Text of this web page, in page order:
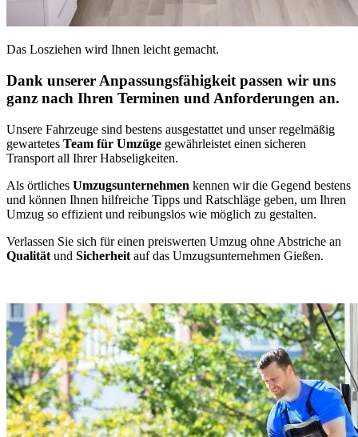
Das Losziehen wird Ihnen leicht gemacht.
Dank unserer Anpassungsfähigkeit passen wir uns
ganz nach Ihren Terminen und Anforderungen an.
Unsere Fahrzeuge sind bestens ausgestattet und unser regelmäßig
gewartetes Team für Umzüge gewährleistet einen sicheren
Transport all Ihrer Habseligkeiten.
Als örtliches Umzugsunternehmen kennen wir die Gegend bestens
und können Ihnen hilfreiche Tipps und Ratschläge geben, um Ihren
Umzug so effizient und reibungslos wie möglich zu gestalten.
Verlassen Sie sich für einen preiswerten Umzug ohne Abstriche an
Qualität und Sicherheit auf das Umzugsunternehmen Gießen.